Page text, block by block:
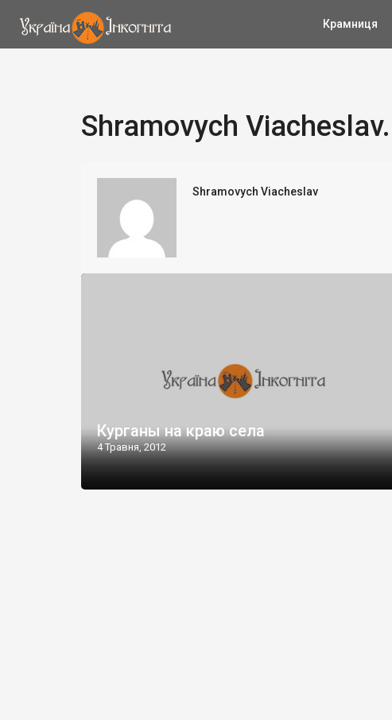
Крамниця
Shramovych
Shramovych Viacheslav
Курганы на краю села
4 Травня, 2012